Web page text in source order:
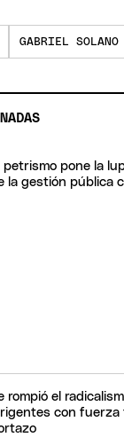
GABRIEL SOLANO
petrismo pone la
la gestión pública
rompió el
con fuerza